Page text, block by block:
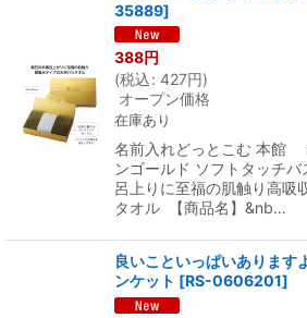
35889]
388円
(税込: 427円)
オープン価格
在庫あり
名前入れどっとこむ 本館
ンゴールド ソフトタッチ
呂上りに至福の肌触り高吸
タオル 【商品名】&nb…
良いこといっぱいあります
ンケット [RS-0606201]